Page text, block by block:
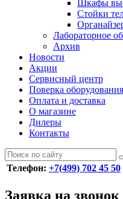
Шкафы
Стойки
Лабораторное
Архив
Новости
Акции
Сервисный центр
Поверка оборудования
Оплата и доставка
О магазине
Дилеры
Контакты
Телефон: +7(499) 702 45 50
Заявка на звонок